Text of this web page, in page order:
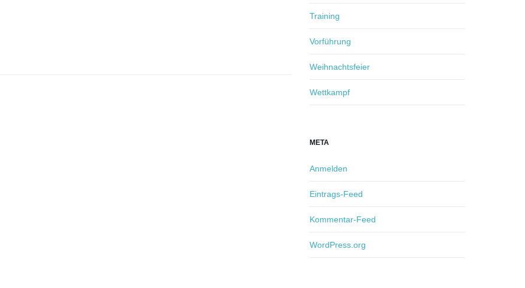
Training
Vorführung
Weihnachtsfeier
Wettkampf
META
Anmelden
Eintrags-Feed
Kommentar-Feed
WordPress.org